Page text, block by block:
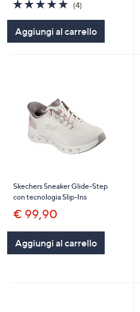
of
Stars
(4)
Aggiungi al carrello
Skechers Sneaker Glide-Step
con tecnologia Slip-Ins
€ 99,90
Aggiungi al carrello